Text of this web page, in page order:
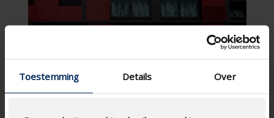
Toestemming Details Over